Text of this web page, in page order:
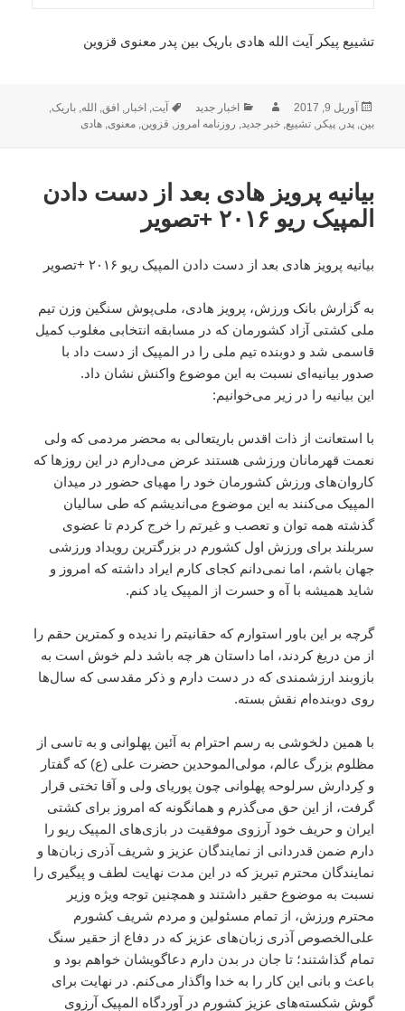
تشییع پیکر آیت الله هادی باریک بین پدر معنوی قزوین
ارسال
شده
آوریل 9, 2017 نویسندهدسته‌ها
اخبار جدید برچسب‌ها
آیت, اخبار, افق, الله,باریک,
بین,پدر,پیکر,تشییع,خبر جدید, روزنامه امروز, قزوین,معنوی,هادی
بیانیه پرویز هادی بعد از دست دادن
المپیک ریو ۲۰۱۶ +تصویر
بیانیه پرویز هادی بعد از دست دادن المپیک ریو ۲۰۱۶ +تصویر
به گزارش بانک ورزش، پرویز هادی، ملی‌پوش سنگین وزن تیم
ملی کشتی آزاد کشورمان که در مسابقه انتخابی مغلوب کمیل
قاسمی شد و دوبنده تیم ملی را در المپیک از دست داد با
صدور بیانیه‌ای نسبت به این موضوع واکنش نشان داد.
این بیانیه را در زیر می‌خوانیم:
با استعانت از ذات اقدس باریتعالی به محضر مردمی که ولی
نعمت قهرمانان ورزشی هستند عرض می‌دارم در این روزها که
کاروان‌های ورزش کشورمان خود را مهیای حضور در میدان
المپیک می‌کنند به این موضوع می‌اندیشم که طی سالیان
گذشته همه توان و تعصب و غیرتم را خرج کردم تا عضوی
سربلند برای ورزش اول کشورم در بزرگترین رویداد ورزشی
جهان باشم، اما نمی‌دانم کجای کارم ایراد داشته که امروز و
شاید همیشه با آه و حسرت از المپیک یاد کنم.
گرچه بر این باور استوارم که حقانیتم را ندیده و کمترین حقم را
از من دریغ کردند، اما داستان هر چه باشد دلم خوش است به
بازوبند ارزشمندی که در دست دارم و ذکر مقدسی که سال‌ها
روی دوبنده‌ام نقش بسته.
با همین دلخوشی به رسم احترام به آئین پهلوانی و به تاسی از
مظلوم بزرگ عالم، مولی‌الموحدین حضرت علی (ع) که گفتار
و کِردارش سرلوحه پهلوانی چون پوریای ولی و آقا تختی قرار
گرفت، از این حق می‌گذرم و همانگونه که امروز برای کشتی
ایران و حریف خود آرزوی موفقیت در بازی‌های المپیک ریو را
دارم ضمن قدردانی از نمایندگان عزیز و شریف آذری‌ زبان‌ها و
نمایندگان محترم تبریز که در این مدت نهایت لطف و پیگیری را
نسبت به موضوع حقیر داشتند و همچنین توجه ویژه وزیر
محترم ورزش، از تمام مسئولین و مردم شریف کشورم
علی‌الخصوص آذری زبان‌های عزیز که در دفاع از حقیر سنگ
تمام گذاشتند؛ تا جان در بدن دارم دعاگویشان خواهم بود و
باعث و بانی این کار را به خدا واگذار می‌کنم. در نهایت برای
گوش شکسته‌های عزیز کشورم در آوردگاه المپیک آرزوی